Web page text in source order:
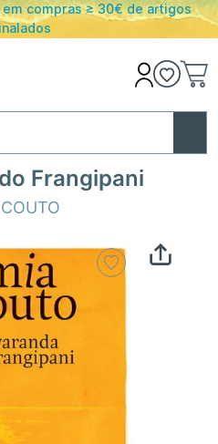
compras ≥ 30€ de artigos
Frangipani